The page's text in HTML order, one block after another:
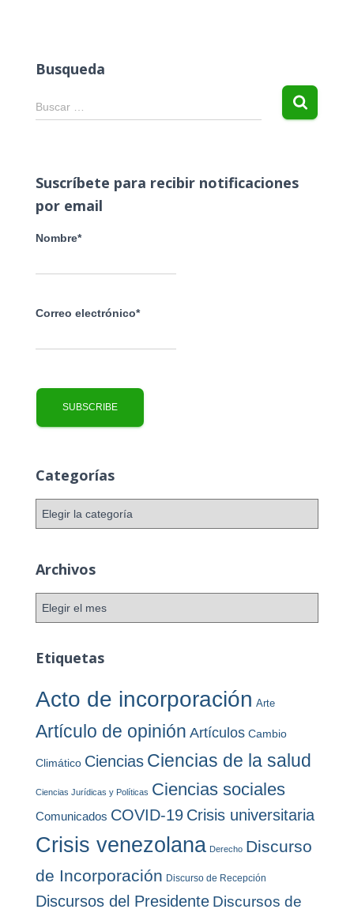
Busqueda
B
u
r
:
Buscar …
Suscríbete para recibir notificaciones
por email
Nombre*
Correo electrónico*
Categorías
g
o
s
Archivos
h
o
s
Etiquetas
Acto de incorporación Arte
Artículo de opinión Artículos Cambio
Climático Ciencias Ciencias de la salud
Ciencias Jurídicas y Políticas Ciencias sociales
Comunicados COVID-19 Crisis universitaria
Crisis venezolana Derecho Discurso
de Incorporación Discurso de Recepción
Discursos del Presidente Discursos de